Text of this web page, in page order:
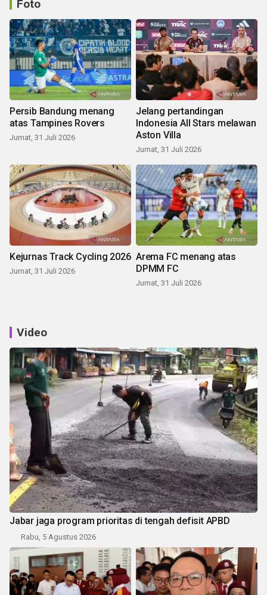
Foto
Persib Bandung menang
atas Tampines Rovers
Jumat, 31 Juli 2026
Jelang pertandingan
Indonesia All Stars melawan
Aston Villa
Jumat, 31 Juli 2026
Kejurnas Track Cycling 2026
Jumat, 31 Juli 2026
Arema FC menang atas
DPMM FC
Jumat, 31 Juli 2026
Video
Jabar jaga program prioritas di tengah defisit APBD
Rabu, 5 Agustus 2026